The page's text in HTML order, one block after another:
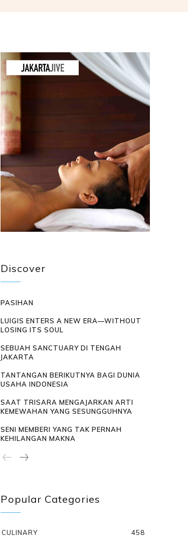
Discover
PASIHAN
LUIGIS ENTERS A NEW ERA—WITHOUT
LOSING ITS SOUL
SEBUAH SANCTUARY DI TENGAH
JAKARTA
TANTANGAN BERIKUTNYA BAGI DUNIA
USAHA INDONESIA
SAAT TRISARA MENGAJARKAN ARTI
KEMEWAHAN YANG SESUNGGUHNYA
SENI MEMBERI YANG TAK PERNAH
KEHILANGAN MAKNA
Popular Categories
CULINARY
458